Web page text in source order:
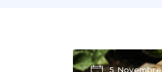
5 Novembre